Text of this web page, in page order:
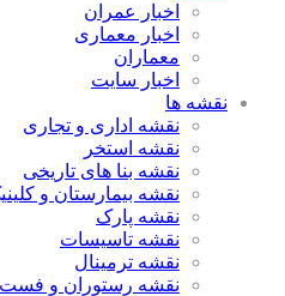
اخبار عمران
اخبار معماری
معماران
اخبار سایت
نقشه ها
نقشه اداری و تجاری
نقشه استخر
نقشه بنا های تاریخی
نقشه بیمارستان و
نقشه پارک
نقشه تاسیسات
نقشه ترمینال
نقشه رستوران و فست